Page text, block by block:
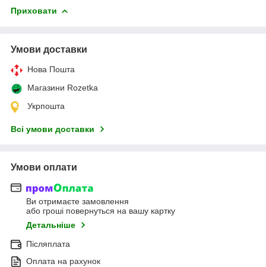
Приховати
Умови доставки
Нова Пошта
Магазини Rozetka
Укрпошта
Всі умови доставки
Умови оплати
Ви отримаєте замовлення
або гроші повернуться на вашу картку
Детальніше
Післяплата
Оплата на рахунок